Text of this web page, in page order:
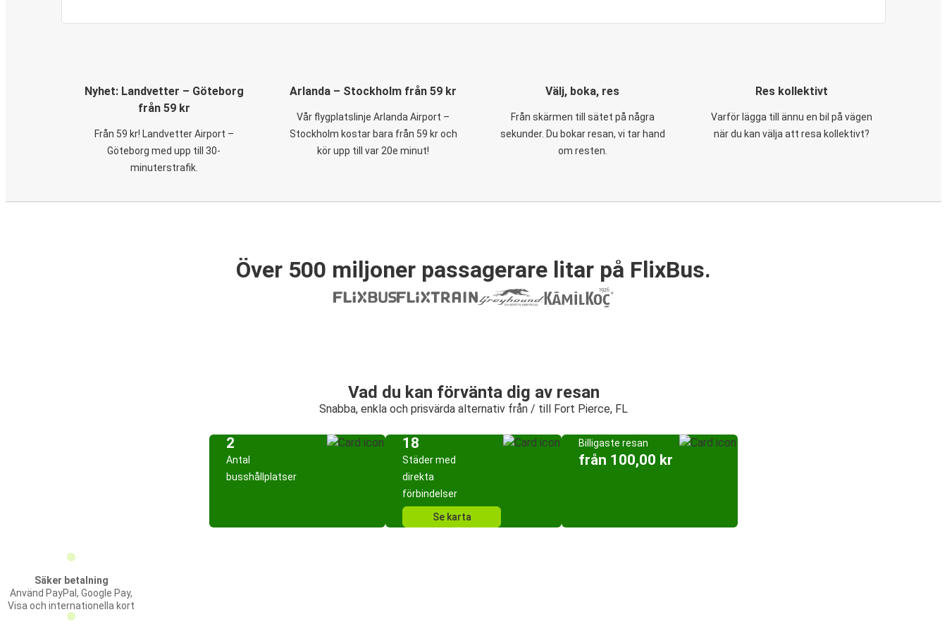
Nyhet: Landvetter – Göteborg
från 59 kr
Från 59 kr! Landvetter Airport –
Göteborg med upp till 30-
minuterstrafik.
Arlanda – Stockholm från 59 kr
Vår flygplatslinje Arlanda Airport –
Stockholm kostar bara från 59 kr och
kör upp till var 20e minut!
Välj, boka, res
Från skärmen till sätet på några
sekunder. Du bokar resan, vi tar hand
om resten.
Res kollektivt
Varför lägga till ännu en bil på vägen
när du kan välja att resa kollektivt?
Över 500 miljoner passagerare litar på FlixBus.
Vad du kan förvänta dig av resan
Snabba, enkla och prisvärda alternativ från / till Fort Pierce, FL
2
Antal
busshållplatser
18
Städer med
direkta
förbindelser
Se karta
Billigaste resan
från 100,00 kr
Säker betalning
Använd PayPal, Google Pay,
Visa och internationella kort